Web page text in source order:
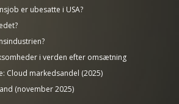
er ubesatte i USA?
i verden efter omsætning
Cloud markedsandel (2025)
(november 2025)